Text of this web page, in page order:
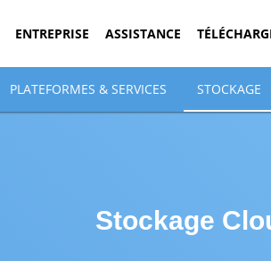
ENTREPRISE ASSISTANCE
PLATEFORMES & SERVICES STOCKAGE
Stockage